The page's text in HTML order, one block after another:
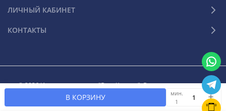
В КОРЗИНУ
мин.
1
ЛИЧНЫЙ КАБИНЕТ
КОНТАКТЫ
© 2026 Интернет-магазин "Ваш Климат". Все права защищены